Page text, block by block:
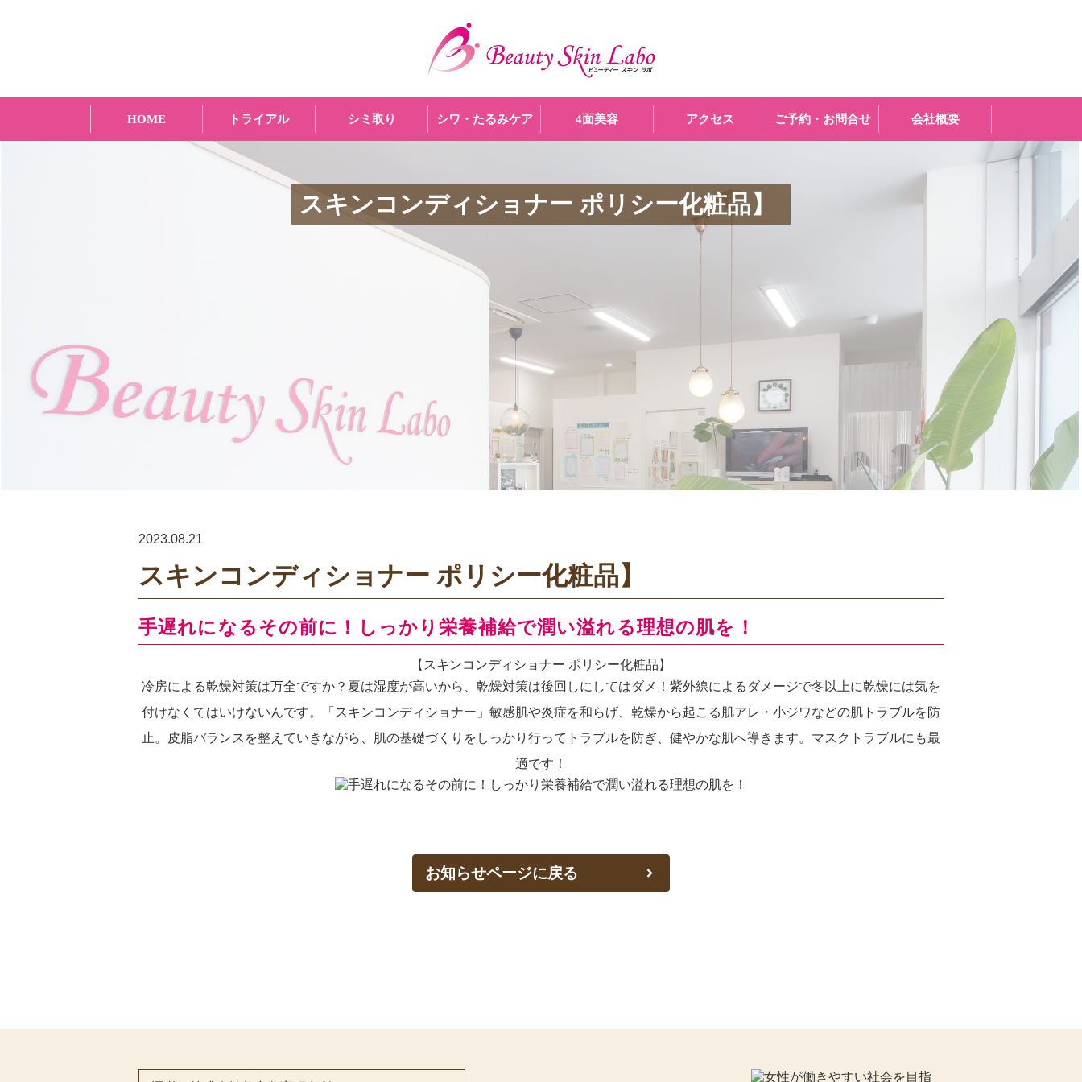
HOME トライアル シミ取り シワ・たるみケア 4面美容 アクセス ご予約・お問合せ 会社概要
スキンコンディショナー ポリシー化粧品】
2023.08.21
スキンコンディショナー ポリシー化粧品】
手遅れになるその前に！しっかり栄養補給で潤い溢れる理想の肌を！
【スキンコンディショナー ポリシー化粧品】
冷房による乾燥対策は万全ですか？夏は湿度が高いから、乾燥対策は後回しにしてはダメ！紫外線によるダメージで冬以上に乾燥には気を
付けなくてはいけないんです。「スキンコンディショナー」敏感肌や炎症を和らげ、乾燥から起こる肌アレ・小ジワなどの肌トラブルを防
止。皮脂バランスを整えていきながら、肌の基礎づくりをしっかり行ってトラブルを防ぎ、健やかな肌へ導きます。マスクトラブルにも最
適です！
お知らせページに戻る